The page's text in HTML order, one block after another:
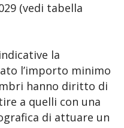
(vedi tabella
la
l’importo minimo
hanno diritto di
a quelli con una
di attuare un